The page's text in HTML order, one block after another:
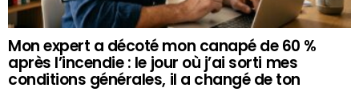
Mon expert a décoté mon canapé de 60 %
après l’incendie : le jour où j’ai sorti mes
conditions générales, il a changé de ton